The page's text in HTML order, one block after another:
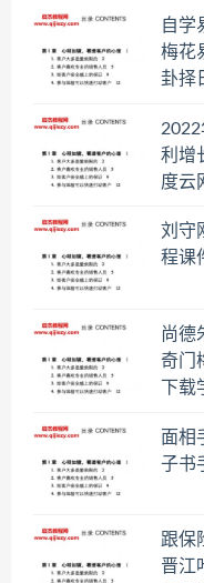
自学
梅花
卦择
利增
度云
刘守
程课
尚德
奇门
下载
面相
子书
跟保
晋江